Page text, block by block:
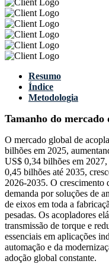
Resumo
Índice
Metodologia
Tamanho do mercado
O mercado global de
bilhões em 2025,
US$ 0,34 bilhões em
0,45 bilhões até 2035,
2026-2035. O crescimento
demanda por soluções de
de eixos em toda a
pesadas. Os acopladores
transmissão de torque e
essenciais em aplicações
automação e da
adoção global constante.